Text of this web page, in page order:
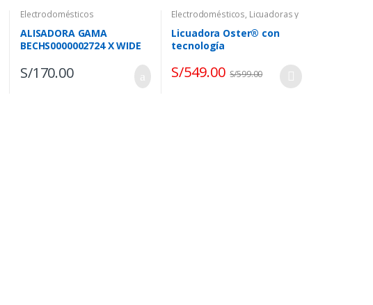
Electrodomésticos
ALISADORA GAMA
BECHS0000002724 X WIDE
S/170.00
Electrodomésticos, Licuadoras y
Licuadora Oster® con
tecnología
S/549.00 S/599.00